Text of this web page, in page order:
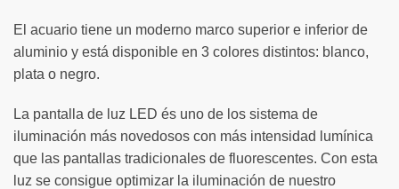
El acuario tiene un moderno marco superior e inferior de
aluminio y está disponible en 3 colores distintos: blanco,
plata o negro.
La pantalla de luz LED és uno de los sistema de
iluminación más novedosos con más intensidad lumínica
que las pantallas tradicionales de fluorescentes. Con esta
luz se consigue optimizar la iluminación de nuestro